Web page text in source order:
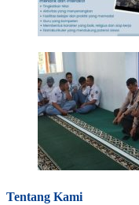
Tentang Kami